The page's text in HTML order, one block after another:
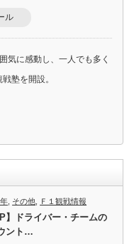
ル
気に感動し、一人でも多く
塾を開設。
その他 Ｆ１観戦情報
】ドライバー・チームの
ント…